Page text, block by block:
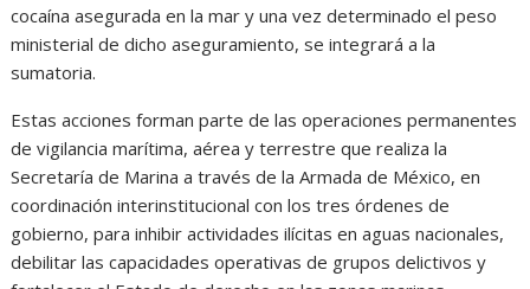
cocaína asegurada en la mar y una vez determinado el peso
ministerial de dicho aseguramiento, se integrará a la
sumatoria.
Estas acciones forman parte de las operaciones permanentes
de vigilancia marítima, aérea y terrestre que realiza la
Secretaría de Marina a través de la Armada de México, en
coordinación interinstitucional con los tres órdenes de
gobierno, para inhibir actividades ilícitas en aguas nacionales,
debilitar las capacidades operativas de grupos delictivos y